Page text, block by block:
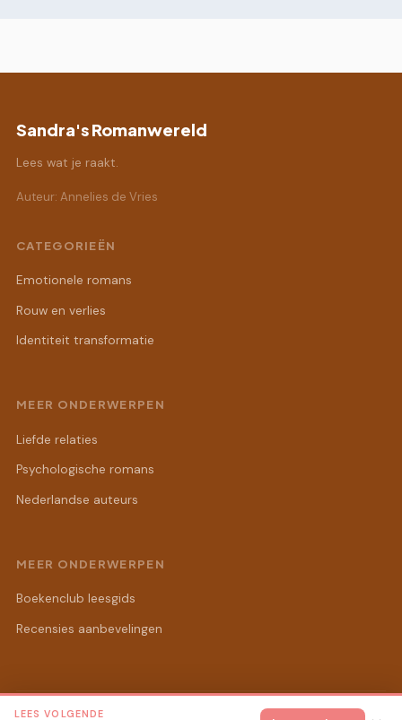
Sandra's Romanwereld
Lees wat je raakt.
Auteur: Annelies de Vries
CATEGORIEËN
Emotionele romans
Rouw en verlies
Identiteit transformatie
MEER ONDERWERPEN
Liefde relaties
Psychologische romans
Nederlandse auteurs
MEER ONDERWERPEN
Boekenclub leesgids
Recensies aanbevelingen
LEES VOLGENDE